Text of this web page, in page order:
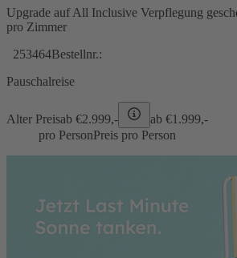
Upgrade auf All Inclusive Verpflegung
pro Zimmer
253464Bestellnr.:
Pauschalreise
Alter Preisab €2.999,- ab €1.999,-
pro PersonPreis pro Person